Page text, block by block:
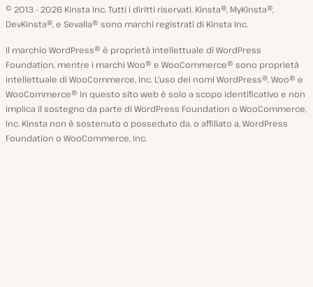
GitHub
X YouTube
Facebook
LinkedIn
© 2013 - 2026 Kinsta Inc. Tutti i diritti riservati. Kinsta®, MyKinsta®,
DevKinsta®, e Sevalla® sono marchi registrati di Kinsta Inc.
Il marchio WordPress® è proprietà intellettuale di WordPress
Foundation, mentre i marchi Woo® e WooCommerce® sono proprietà
intellettuale di WooCommerce, Inc. L'uso dei nomi WordPress®, Woo® e
WooCommerce® in questo sito web è solo a scopo identificativo e non
implica il sostegno da parte di WordPress Foundation o WooCommerce,
Inc. Kinsta non è sostenuto o posseduto da, o affiliato a, WordPress
Foundation o WooCommerce, Inc.